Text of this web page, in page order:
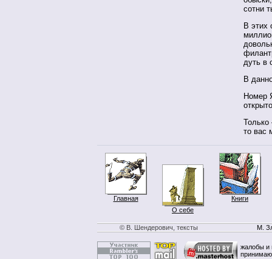
сотни
В этих
дуть в
В
Номер
то вас
Главная
О себе
Книги
© В. Шендерович, тексты М.
жалобы и